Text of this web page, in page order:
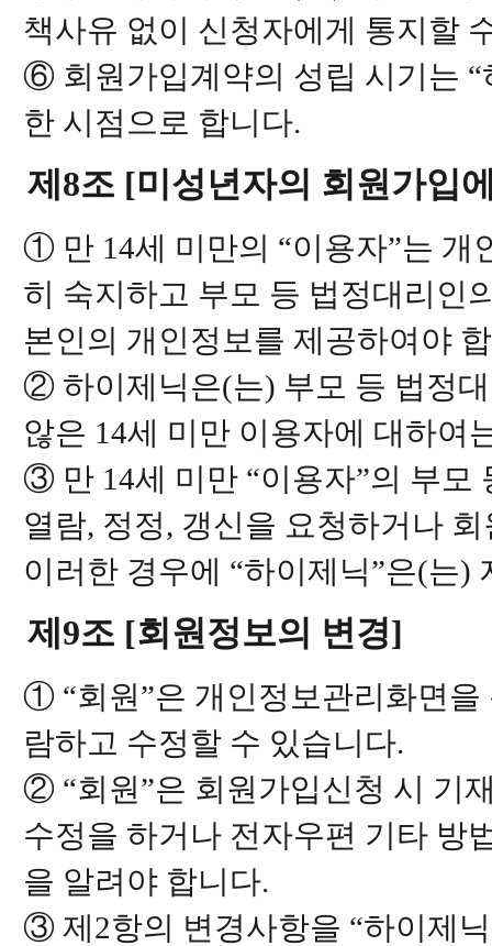
책사유 없이 신청자에게 통지할
⑥ 회원가입계약의 성립 시기는 “
한 시점으로 합니다.
제8조 [미성년자의 회원가입
① 만 14세 미만의 “이용자”는 개
히 숙지하고 부모 등 법정대리인
본인의 개인정보를 제공하여야
② 하이제닉은(는) 부모 등 법정
않은 14세 미만 이용자에 대하여
③ 만 14세 미만 “이용자”의 부모
열람, 정정, 갱신을 요청하거나
이러한 경우에 “하이제닉”은(는)
제9조 [회원정보의 변경]
① “회원”은 개인정보관리화면
람하고 수정할 수 있습니다.
② “회원”은 회원가입신청 시 기
수정을 하거나 전자우편 기타 방
을 알려야 합니다.
③ 제2항의 변경사항을 “하이제